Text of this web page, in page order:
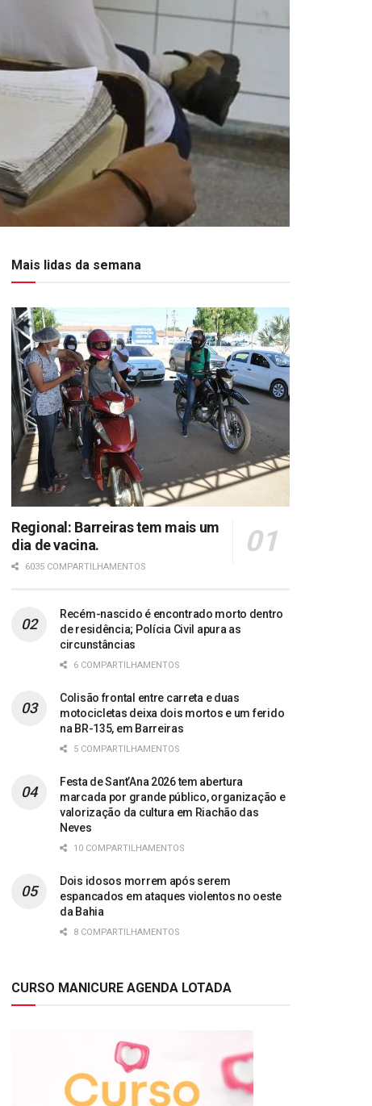
Mais lidas da semana
Regional: Barreiras tem mais um
dia de vacina.
6035 COMPARTILHAMENTOS
Recém-nascido é encontrado morto dentro
de residência; Polícia Civil apura as
circunstâncias
6 COMPARTILHAMENTOS
Colisão frontal entre carreta e duas
motocicletas deixa dois mortos e um ferido
na BR-135, em Barreiras
5 COMPARTILHAMENTOS
Festa de Sant’Ana 2026 tem abertura
marcada por grande público, organização e
valorização da cultura em Riachão das
Neves
10 COMPARTILHAMENTOS
Dois idosos morrem após serem
espancados em ataques violentos no oeste
da Bahia
8 COMPARTILHAMENTOS
CURSO MANICURE AGENDA LOTADA